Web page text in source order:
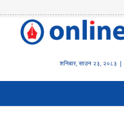
शनिबार, साउन २३, २०८३ |
होम
वित्त